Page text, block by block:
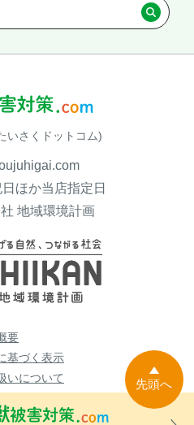
いさくドットコム)
ほか当店指定日
地域環境計画
要
基づく表示
いについて
先頭へ